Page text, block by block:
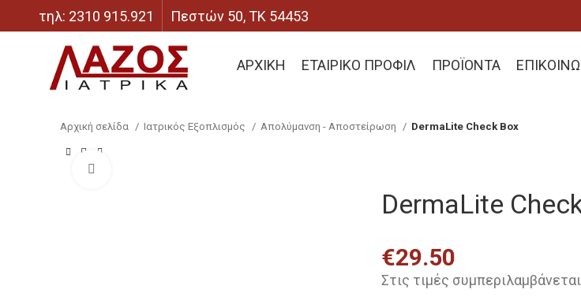
τηλ: 2310 915.921 Πεστών 50, ΤΚ 54453
ΑΡΧΙΚΉ ΕΤΑΙΡΙΚΌ ΠΡΟΦΊΛ ΠΡΟΪΌΝΤΑ
Αρχική σελίδα Ιατρικός Εξοπλισμός Απολύμανση - Αποστείρωση DermaLite Check Box
DermaLite
€29.50
Στις τιμές